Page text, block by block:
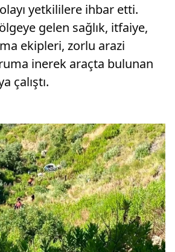
yetkililere ihbar etti.
gelen sağlık, itfaiye,
ekipleri, zorlu arazi
inerek araçta bulunan
çalıştı.